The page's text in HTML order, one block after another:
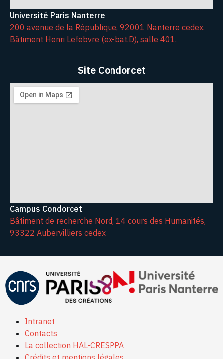
Université Paris Nanterre
200 avenue de la République, 92001 Nanterre cedex.
Bâtiment Henri Lefebvre (ex-bat.D), salle 401.
Site Condorcet
Campus Condorcet
Bâtiment de recherche Nord, 14 cours des Humanités,
93322 Aubervilliers cedex
Intranet
Contacts
La collection HAL-CRESPPA